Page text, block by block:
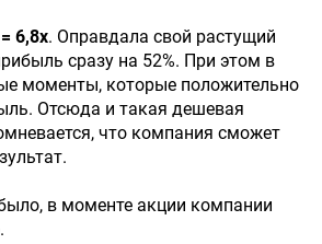
6,8х. Оправдала свой растущий
сразу на 52%. При этом в
моменты, которые положительно
Отсюда и такая дешевая
что компания сможет
в моменте акции компании